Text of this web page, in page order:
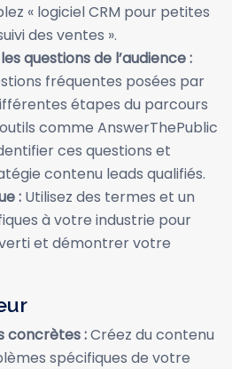
« logiciel CRM pour petites
des ventes ».
questions de l’audience :
fréquentes posées par
étapes du parcours
comme AnswerThePublic
ces questions et
contenu leads qualifiés.
: Utilisez des termes et un
à votre industrie pour
et démontrer votre
concrètes :Créez du contenu
spécifiques de votre